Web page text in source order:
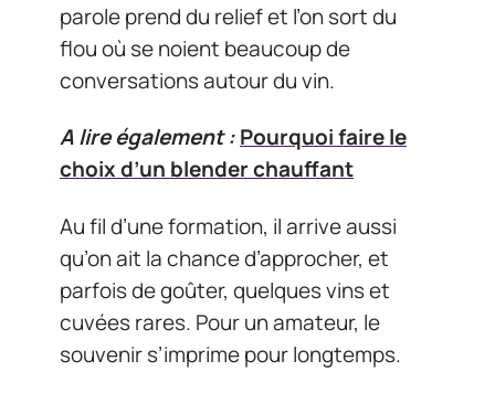
parole prend du relief et l’on sort du
flou où se noient beaucoup de
conversations autour du vin.
A lire également :Pourquoi faire le
choix d’un blender chauffant
Au fil d’une formation, il arrive aussi
qu’on ait la chance d’approcher, et
parfois de goûter, quelques vins et
cuvées rares. Pour un amateur, le
souvenir s’imprime pour longtemps.